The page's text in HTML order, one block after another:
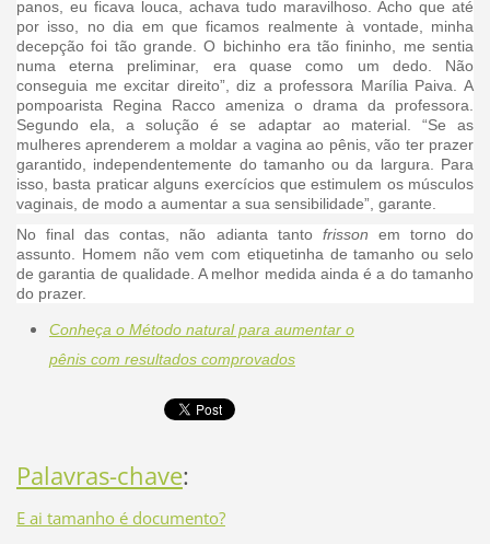
panos, eu ficava louca, achava tudo maravilhoso. Acho que até
por isso, no dia em que ficamos realmente à vontade, minha
decepção foi tão grande. O bichinho era tão fininho, me sentia
numa eterna preliminar, era quase como um dedo. Não
conseguia me excitar direito”, diz a professora Marília Paiva. A
pompoarista Regina Racco ameniza o drama da professora.
Segundo ela, a solução é se adaptar ao material. “Se as
mulheres aprenderem a moldar a vagina ao pênis, vão ter prazer
garantido, independentemente do tamanho ou da largura. Para
isso, basta praticar alguns exercícios que estimulem os músculos
vaginais, de modo a aumentar a sua sensibilidade”, garante.
No final das contas, não adianta tanto frisson em torno do
assunto. Homem não vem com etiquetinha de tamanho ou selo
de garantia de qualidade. A melhor medida ainda é a do tamanho
do prazer.
Conheça o Método natural para aumentar o
pênis com resultados comprovados
Palavras-chave:
E ai tamanho é documento?